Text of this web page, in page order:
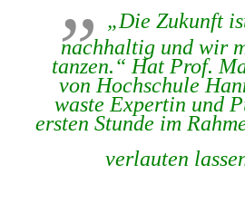
„Die Zukunft
nachhaltig und wir
tanzen.“ Hat Prof.
von Hochschule
waste Expertin und
ersten Stunde im
verlauten